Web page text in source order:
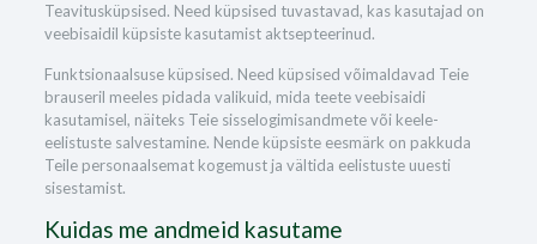
Teavitusküpsised. Need küpsised tuvastavad, kas kasutajad on
veebisaidil küpsiste kasutamist aktsepteerinud.
Funktsionaalsuse küpsised. Need küpsised võimaldavad Teie
brauseril meeles pidada valikuid, mida teete veebisaidi
kasutamisel, näiteks Teie sisselogimisandmete või keele-
eelistuste salvestamine. Nende küpsiste eesmärk on pakkuda
Teile personaalsemat kogemust ja vältida eelistuste uuesti
sisestamist.
Kuidas me andmeid kasutame